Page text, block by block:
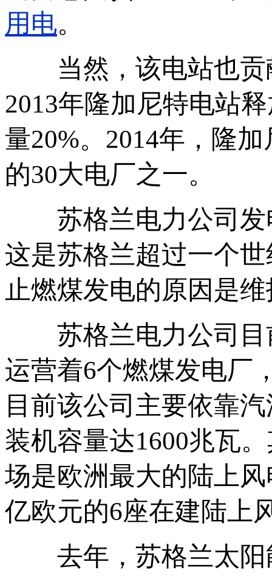
用电。
当然，该电站也贡
2013年隆加尼特电站
量20%。2014年，隆
的30大电厂之一。
苏格兰电力公司发
这是苏格兰超过一个
止燃煤发电的原因是
苏格兰电力公司目
运营着6个燃煤发电厂
目前该公司主要依靠
装机容量达1600兆瓦
场是欧洲最大的陆上
亿欧元的6座在建陆上
去年，苏格兰太阳